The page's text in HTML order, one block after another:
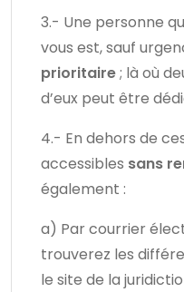
3.- Une personne
vous est, sauf
prioritaire; là où
d’eux peut être
4.- En dehors de
accessibles sans
également :
a) Par courrier
trouverez les
le site de la